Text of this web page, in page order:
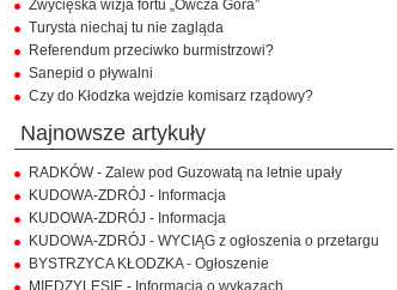
Zwycięska wizja fortu „Owcza Góra”
Turysta niechaj tu nie zagląda
Referendum przeciwko burmistrzowi?
Sanepid o pływalni
Czy do Kłodzka wejdzie komisarz rządowy?
najnowsze artykuły
RADKÓW - Zalew pod Guzowatą na letnie upały
KUDOWA-ZDRÓJ - Informacja
KUDOWA-ZDRÓJ - Informacja
KUDOWA-ZDRÓJ - WYCIĄG z ogłoszenia o przetargu
BYSTRZYCA KŁODZKA - Ogłoszenie
MIĘDZYLESIE - Informacja o wykazach